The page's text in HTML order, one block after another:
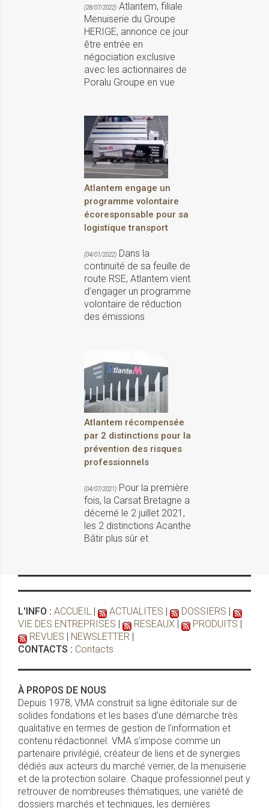
(28/07/2022) Atlantem, filiale
Menuiserie du Groupe
HERIGE, annonce ce jour
être entrée en
négociation exclusive
avec les actionnaires de
Poralu Groupe en vue
Atlantem engage un
programme volontaire
écoresponsable pour sa
logistique transport
(04/01/2022) Dans la
continuité de sa feuille de
route RSE, Atlantem vient
d’engager un programme
volontaire de réduction
des émissions
Atlantem récompensée
par 2 distinctions pour la
prévention des risques
professionnels
(04/07/2021) Pour la première
fois, la Carsat Bretagne a
décerné le 2 juillet 2021,
les 2 distinctions Acanthe
Bâtir plus sûr et
L'INFO : ACCUEIL ACTUALITES DOSSIERS
VIE DES ENTREPRISES
RESEAUX PRODUITS
REVUES
NEWSLETTER
CONTACTS : Contacts
À PROPOS DE NOUS
Depuis 1978, VMA construit sa ligne éditoriale sur de
solides fondations et les bases d’une démarche très
qualitative en termes de gestion de l’information et
contenu rédactionnel. VMA s’impose comme un
partenaire privilégié, créateur de liens et de synergies
dédiés aux acteurs du marché verrier, de la menuiserie
et de la protection solaire. Chaque professionnel peut y
retrouver de nombreuses thématiques, une variété de
dossiers marchés et techniques, les dernières